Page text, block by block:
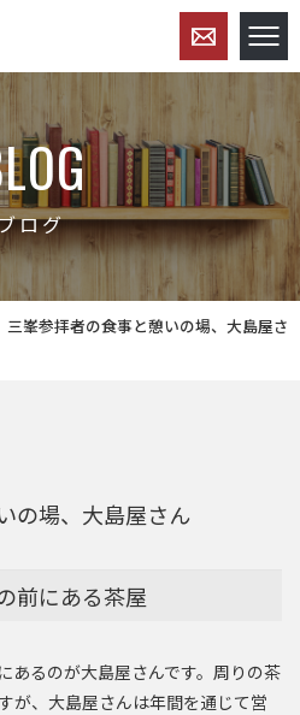
ログ
三峯参拝者の食事と憩いの場、大島屋さ
の場、大島屋さん
前にある茶屋
あるのが大島屋さんです。周りの茶
が、大島屋さんは年間を通じて営